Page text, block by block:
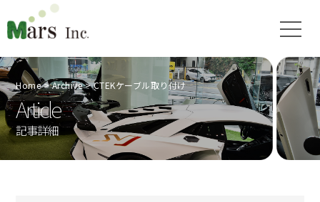
Home Archive CTEKケーブル取り付け
Article
記事詳細